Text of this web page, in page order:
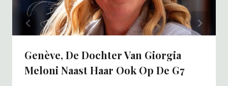
Genève, De Dochter Van Giorgia
Meloni Naast Haar Ook Op De G7